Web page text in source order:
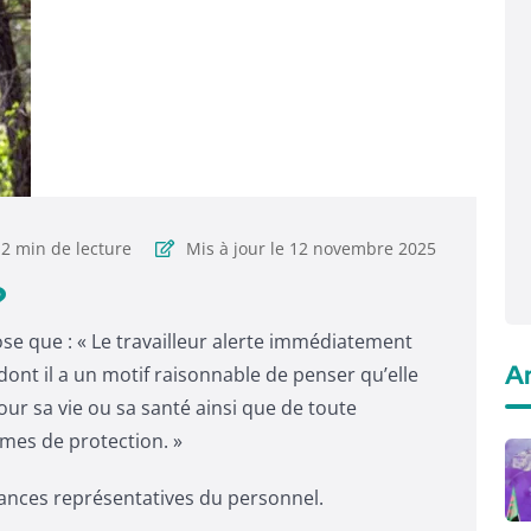
2 min de lecture Mis à jour le 12 novembre 2025
que : « Le travailleur alerte immédiatement
il a un motif raisonnable de penser qu’elle
sa vie ou sa santé ainsi que de toute
de protection. »
représentatives du personnel.